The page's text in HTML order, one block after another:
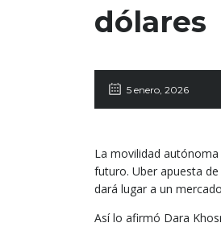
dólares
5 enero, 2026
La movilidad
futuro. Uber apuesta
dará lugar a un
Así lo afirmó Dara